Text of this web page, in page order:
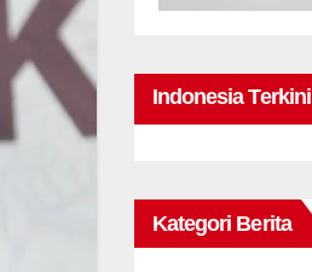
Indonesia Terkini
Kategori Berita